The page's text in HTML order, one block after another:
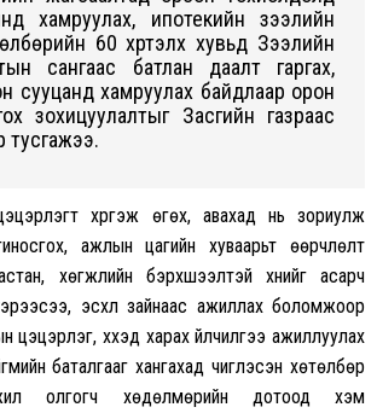
хамруулах, ипотекийн зээлийн
60 хүртэлх хувьд Зээлийн
сангаас батлан даалт гаргах,
сууцанд хамруулах байдлаар орон
зохицуулалтыг Засгийн газраас
тусгажээ.
хүргэж өгөх, авахад нь зориулж
ажлын цагийн хуваарьт өөрчлөлт
хөгжлийн бэрхшээлтэй хүнийг асарч
эсхүл зайнаас ажиллах боломжоор
цэцэрлэг, хүүхэд харах үйлчилгээ ажиллуулах
баталгааг хангахад чиглэсэн хөтөлбөр
ажил олгогч хөдөлмөрийн дотоод хэм